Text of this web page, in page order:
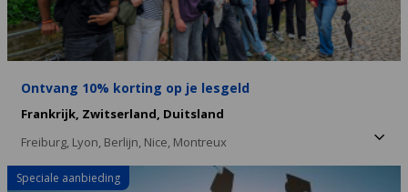
Ontvang 10% korting op je lesgeld
Frankrijk, Zwitserland, Duitsland
Freiburg, Lyon, Berlijn, Nice, Montreux
Speciale aanbieding